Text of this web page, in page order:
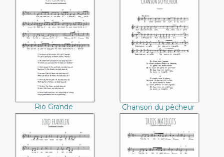
Rio Grande
Rio Grande
Chanson du
pêcheur
Chanson du pêcheur
Lord Franklin (Irish
Trois matelots